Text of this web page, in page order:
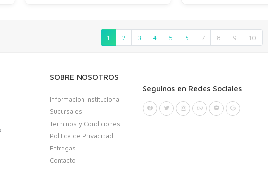
1 2 3 4 5 6 7 8 9 10
SOBRE NOSOTROS
Informacion Institucional
Sucursales
Terminos y Condiciones
Politica de Privacidad
Entregas
Contacto
Seguinos en Redes Sociales